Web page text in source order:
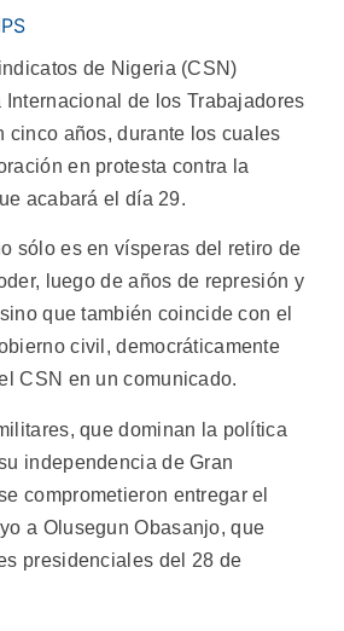
de Nigeria (CSN)
de los Trabajadores
cinco años, durante los cuales
en protesta contra la
acabará el día 29.
sólo es en vísperas del retiro de
luego de años de represión y
que también coincide con el
civil, democráticamente
CSN en un comunicado.
que dominan la política
independencia de Gran
comprometieron entregar el
a Olusegun Obasanjo, que
presidenciales del 28 de